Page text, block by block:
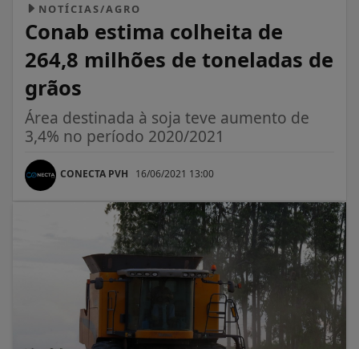
NOTÍCIAS/AGRO
Conab estima colheita de
264,8 milhões de toneladas de
grãos
Área destinada à soja teve aumento de
3,4% no período 2020/2021
CONECTA PVH 16/06/2021 13:00